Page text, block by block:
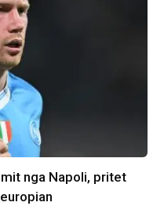
nga Napoli, pritet